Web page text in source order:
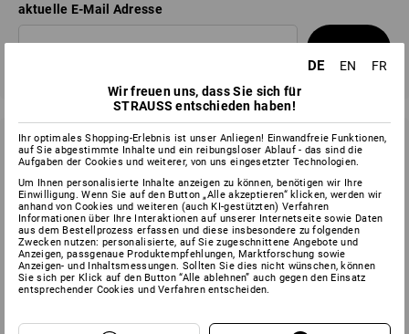
aktuelle E-Mail Adresse
Newsletter abbestellen
Sie möchten den Strauss Newsletter künftig nicht mehr
erhalten? Nutzen Sie bitte den Abmelde-Link im unteren Bereich
eines erhaltenen Newsletters, um sich abzumelden.
DE EN
FR
Wir freuen uns, dass Sie sich für
STRAUSS entschieden haben!
Ihr optimales Shopping-Erlebnis ist unser Anliegen! Einwandfreie Funktionen,
auf Sie abgestimmte Inhalte und ein reibungsloser Ablauf - das sind die
Aufgaben der Cookies und weiterer, von uns eingesetzter Technologien.
Um Ihnen personalisierte Inhalte anzeigen zu können, benötigen wir Ihre
Einwilligung. Wenn Sie auf den Button „Alle akzeptieren“ klicken, werden wir
anhand von Cookies und weiteren (auch KI-gestützten) Verfahren
Informationen über Ihre Interaktionen auf unserer Internetseite sowie Daten
aus dem Bestellprozess erfassen und diese insbesondere zu folgenden
Zwecken nutzen: personalisierte, auf Sie zugeschnittene Angebote und
Anzeigen, passgenaue Produktempfehlungen, Marktforschung sowie
Anzeigen- und Inhaltsmessungen. Sollten Sie dies nicht wünschen, können
Sie sich per Klick auf den Button “Alle ablehnen” auch gegen den Einsatz
entsprechender Cookies und Verfahren entscheiden.